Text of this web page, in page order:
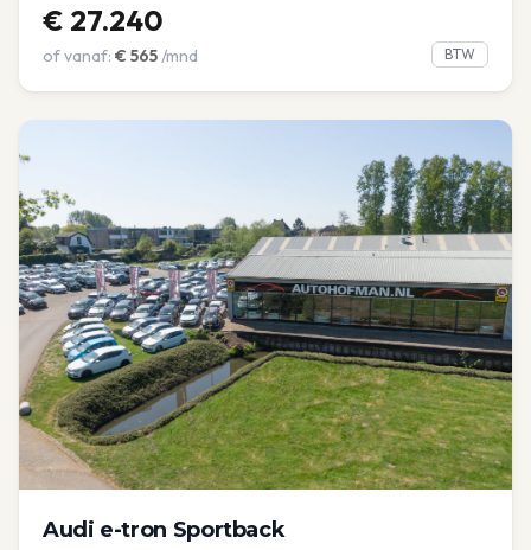
€ 27.240
of vanaf: € 565/mnd BTW
Audi e-tron Sportback